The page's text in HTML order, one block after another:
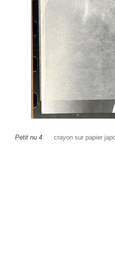
Petit nu 4 crayon sur papier